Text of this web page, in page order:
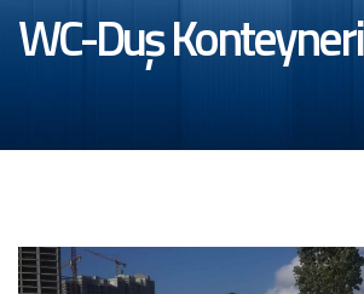
WC-Duş Konteyneri